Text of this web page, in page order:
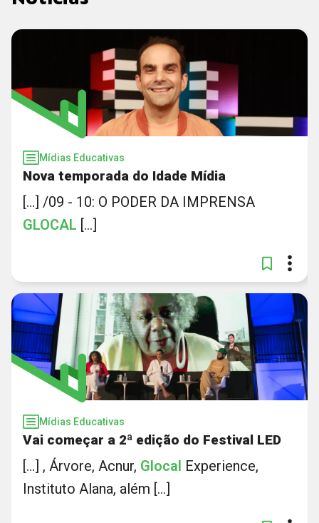
Mídias Educativas
Nova temporada do Idade Mídia
[...] /09 - 10: O PODER DA IMPRENSA
GLOCAL [...]
Mídias Educativas
Vai começar a 2ª edição do Festival LED
[...] , Árvore, Acnur, Glocal Experience,
Instituto Alana, além [...]